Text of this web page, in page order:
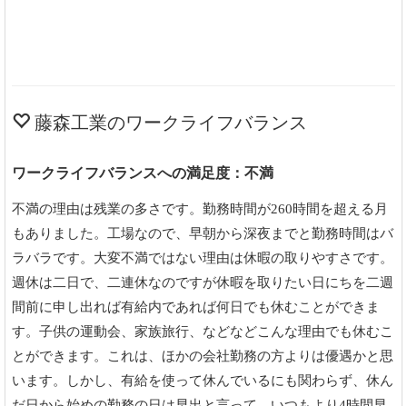
藤森工業のワークライフバランス
ワークライフバランスへの満足度：不満
不満の理由は残業の多さです。勤務時間が260時間を超える月
もありました。工場なので、早朝から深夜までと勤務時間はバ
ラバラです。大変不満ではない理由は休暇の取りやすさです。
週休は二日で、二連休なのですが休暇を取りたい日にちを二週
間前に申し出れば有給内であれば何日でも休むことができま
す。子供の運動会、家族旅行、などなどこんな理由でも休むこ
とができます。これは、ほかの会社勤務の方よりは優遇かと思
います。しかし、有給を使って休んでいるにも関わらず、休ん